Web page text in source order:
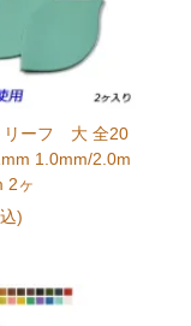
リーフ 大 全20
1.0mm/2.0m
2ヶ
)